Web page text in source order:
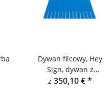
Dywan filcowy, Hey
Sign, dywan z
frędzlami, prostokątny
z 350,10 €*